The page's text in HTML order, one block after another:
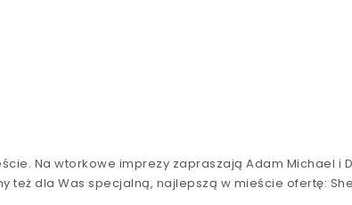
Na wtorkowe imprezy zapraszają Adam Michael i
też dla Was specjalną, najlepszą w mieście ofertę: